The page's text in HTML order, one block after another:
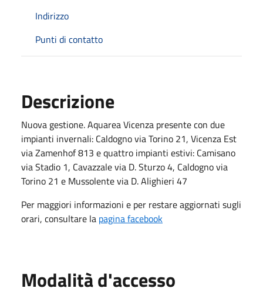
Indirizzo
Punti di contatto
Descrizione
Nuova gestione. Aquarea Vicenza presente con due
impianti invernali: Caldogno via Torino 21, Vicenza Est
via Zamenhof 813 e quattro impianti estivi: Camisano
via Stadio 1, Cavazzale via D. Sturzo 4, Caldogno via
Torino 21 e Mussolente via D. Alighieri 47
Per maggiori informazioni e per restare aggiornati sugli
orari, consultare la pagina facebook
Modalità d'accesso